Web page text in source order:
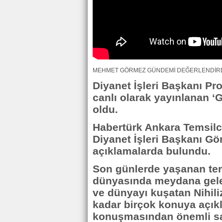
MEHMET GÖRMEZ GÜNDEMİ
Diyanet İşleri Başkanı
canlı olarak yayınlanan
oldu.
Habertürk Ankara
Diyanet İşleri Başkanı
açıklamalarda bulundu.
Son günlerde yaşanan
dünyasında meydana
ve dünyayı kuşatan
kadar birçok konuya
konuşmasından önemli